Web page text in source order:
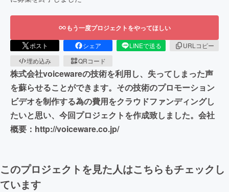
もう一度プロジェクトをやってほしい
ポスト シェア LINEで送る
URLコピー
埋め込み
QRコード
株式会社voicewareの技術を利用し、失ってしまった声
を蘇らせることができます。その技術のプロモーション
ビデオを制作する為の費用をクラウドファンディングし
たいと思い、今回プロジェクトを作成致しました。会社
概要：http://voiceware.co.jp/
このプロジェクトを見た人はこちらもチェックし
ています